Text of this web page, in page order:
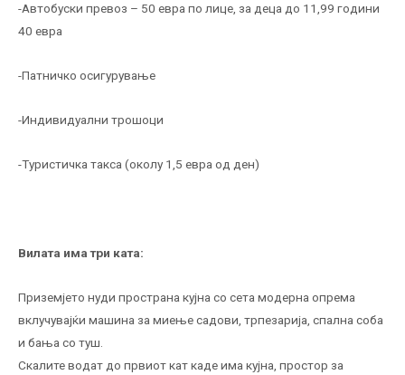
-Автобуски превоз – 50 евра по лице, за деца до 11,99 години
40 евра
-Патничко осигурување
-Индивидуални трошоци
-Туристичка такса (околу 1,5 евра од ден)
Вилата има три ката:
Приземјето нуди пространа кујна со сета модерна опрема
вклучувајќи машина за миење садови, трпезарија, спална соба
и бања со туш.
Скалите водат до првиот кат каде има кујна, простор за